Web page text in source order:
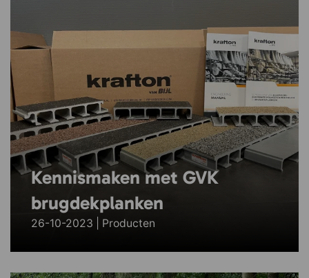
Kennismaken met GVK
brugdekplanken
26-10-2023 | Producten